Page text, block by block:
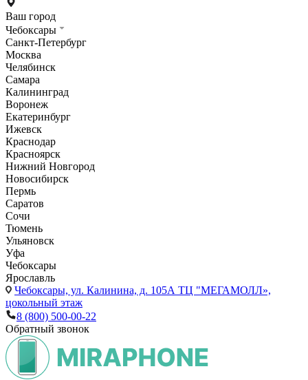
Ваш город
Чебоксары
Санкт-Петербург
Москва
Челябинск
Самара
Калининград
Воронеж
Екатеринбург
Ижевск
Краснодар
Красноярск
Нижний Новгород
Новосибирск
Пермь
Саратов
Сочи
Тюмень
Ульяновск
Уфа
Чебоксары
Ярославль
Чебоксары, ул. Калинина, д. 105А ТЦ "МЕГАМОЛЛ»,
цокольный этаж
8 (800) 500-00-22
Обратный звонок